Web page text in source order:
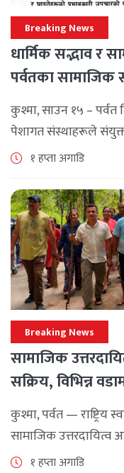
Breaking News
धार्मिक सद्भाव र
पर्वतका
कुश्मा, साउन १५ – पर्वत
पेशागत संस्थाहरूले संयुक्त
सामाजिक एकता र
१ हप्ता अगाडि
Breaking News
सामाजिक
सक्रिय, विभिन्न
कार्यक्रम
कुश्मा, पर्वत — राष्ट्रिय
सामाजिक उत्तरदायित्व
समुदाय केन्द्रित र
१ हप्ता अगाडि